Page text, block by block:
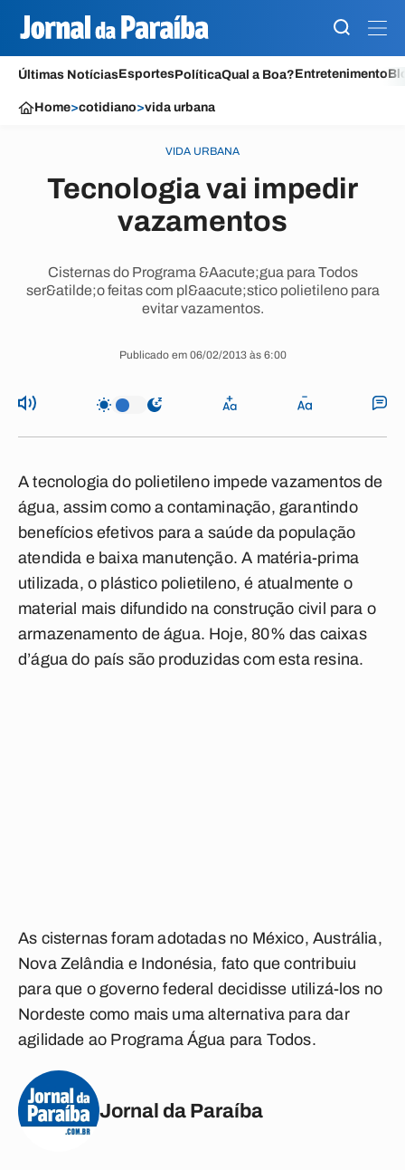
Últimas NotíciasEsportesPolíticaQual a Boa?Entretenimento
Home>cotidiano>vida urbana
VIDA URBANA
Tecnologia vai impedir
vazamentos
Cisternas do Programa &Aacute;gua para Todos
ser&atilde;o feitas com pl&aacute;stico polietileno para
evitar vazamentos.
Publicado em 06/02/2013 às 6:00
A tecnologia do polietileno impede vazamentos de
água, assim como a contaminação, garantindo
benefícios efetivos para a saúde da população
atendida e baixa manutenção. A matéria-prima
utilizada, o plástico polietileno, é atualmente o
material mais difundido na construção civil para o
armazenamento de água. Hoje, 80% das caixas
d’água do país são produzidas com esta resina.
As cisternas foram adotadas no México, Austrália,
Nova Zelândia e Indonésia, fato que contribuiu
para que o governo federal decidisse utilizá-los no
Nordeste como mais uma alternativa para dar
agilidade ao Programa Água para Todos.
Jornal da Paraíba